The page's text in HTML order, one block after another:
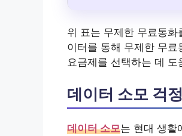
위 표는 무제한 무료통
이터를 통해 무제한 무
요금제를 선택하는 데
데이터 소모 걱
데이터 소모는 현대 생활